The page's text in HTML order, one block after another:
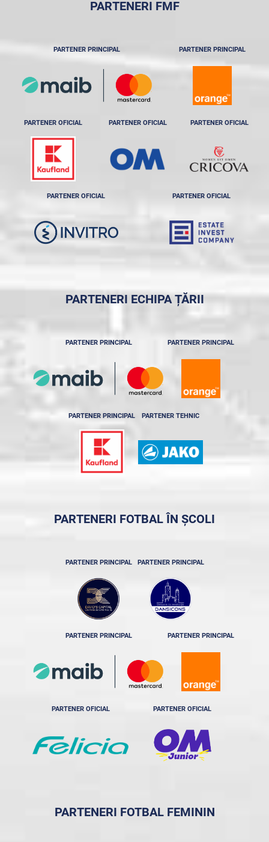
PARTENERI FMF
PARTENER PRINCIPAL PARTENER PRINCIPAL
PARTENER OFICIAL PARTENER OFICIAL PARTENER OFICIAL
PARTENER OFICIAL PARTENER OFICIAL
PARTENERI ECHIPA ȚĂRII
PARTENER PRINCIPAL PARTENER PRINCIPAL
PARTENER PRINCIPAL PARTENER TEHNIC
PARTENERI FOTBAL ÎN ȘCOLI
PARTENER PRINCIPAL PARTENER PRINCIPAL
PARTENER PRINCIPAL PARTENER PRINCIPAL
PARTENER OFICIAL PARTENER OFICIAL
PARTENERI FOTBAL FEMININ